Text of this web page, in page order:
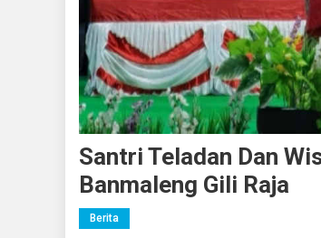
Santri Teladan Dan
Banmaleng Gili Raja
Berita